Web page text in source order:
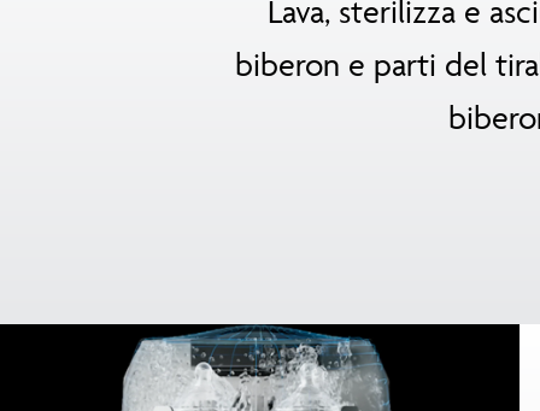
Lava, sterilizza e
biberon e parti del